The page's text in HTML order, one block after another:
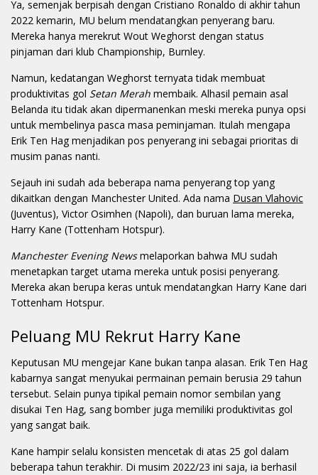
Ya, semenjak berpisah dengan Cristiano Ronaldo di akhir tahun
2022 kemarin, MU belum mendatangkan penyerang baru.
Mereka hanya merekrut Wout Weghorst dengan status
pinjaman dari klub Championship, Burnley.
Namun, kedatangan Weghorst ternyata tidak membuat
produktivitas gol Setan Merah membaik. Alhasil pemain asal
Belanda itu tidak akan dipermanenkan meski mereka punya opsi
untuk membelinya pasca masa peminjaman. Itulah mengapa
Erik Ten Hag menjadikan pos penyerang ini sebagai prioritas di
musim panas nanti.
Sejauh ini sudah ada beberapa nama penyerang top yang
dikaitkan dengan Manchester United. Ada nama Dusan Vlahovic
(Juventus), Victor Osimhen (Napoli), dan buruan lama mereka,
Harry Kane (Tottenham Hotspur).
Manchester Evening Newsmelaporkan bahwa MU sudah
menetapkan target utama mereka untuk posisi penyerang.
Mereka akan berupa keras untuk mendatangkan Harry Kane dari
Tottenham Hotspur.
Peluang MU Rekrut Harry Kane
Keputusan MU mengejar Kane bukan tanpa alasan. Erik Ten Hag
kabarnya sangat menyukai permainan pemain berusia 29 tahun
tersebut. Selain punya tipikal pemain nomor sembilan yang
disukai Ten Hag, sang bomber juga memiliki produktivitas gol
yang sangat baik.
Kane hampir selalu konsisten mencetak di atas 25 gol dalam
beberapa tahun terakhir. Di musim 2022/23 ini saja, ia berhasil